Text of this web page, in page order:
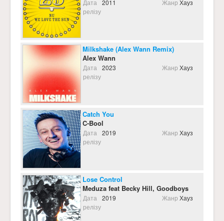
Дата
релізу
2011 Жанр Хауз
Milkshake (Alex Wann Remix)
Alex Wann
Дата
релізу
2023 Жанр Хауз
Catch You
C-Bool
Дата
релізу
2019 Жанр Хауз
Lose Control
Meduza feat Becky Hill, Goodboys
Дата
релізу
2019 Жанр Хауз